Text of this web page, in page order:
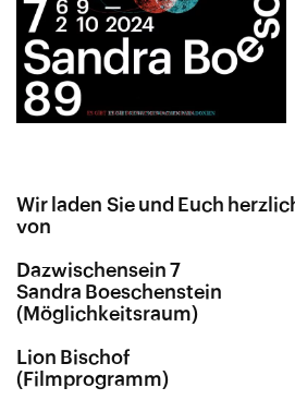
Wir laden Sie und Euch
von
Dazwischensein 7
Sandra Boeschenstein
(Möglichkeitsraum)
Lion Bischof
(Filmprogramm)